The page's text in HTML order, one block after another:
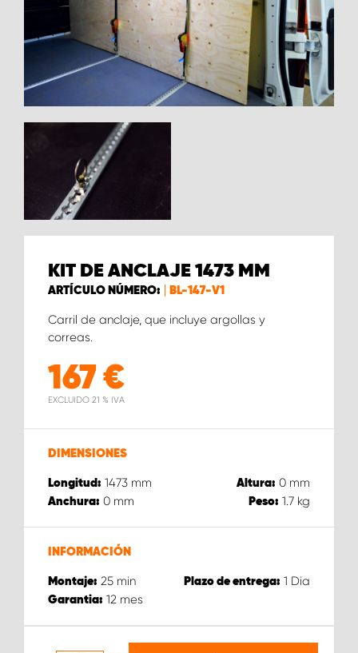
KIT DE ANCLAJE 1473 MM
ARTÍCULO NÚMERO: BL-147-V1
Carril de anclaje, que incluye argollas y
correas.
167€
EXCLUIDO 21 % IVA
DIMENSIONES
Longitud: 1473 mm Altura: 0 mm
Anchura: 0 mm Peso: 1.7 kg
INFORMACIÓN
Montaje: 25 min Plazo de entrega: 1 Dia
Garantia: 12 mes